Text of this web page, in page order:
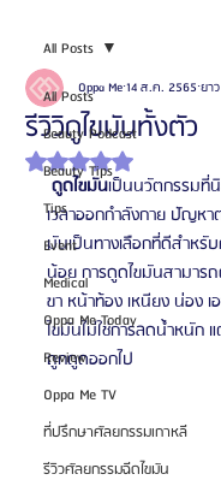
All Posts
Beauty Podcast
Beauty Tips
Tips
Event
Medical
Oppa Me Today
Review
Oppa Me TV
ที่ปรึกษาศัลยกรรมเกาหลี
รีวิวศัลยกรรมฉีดไขมัน
All Posts
รีวิวิดูไขมันทั้งตัว
Oppa Me14 ส.ค. 2565 ยา
ได้รับ NaN เต็ม 5 ดาว
ดูดไขมันเป็นนวัตกรรมที่
เวลาออกกำลังกาย ปัญห
มันเป็นทางเลือกที่ดีสำหรั
น้อย การดูดไขมันสามาร
ขา หน้าท้อง เหนียง น่อง
ไขมันไม่ใช่การลดน้ำหนัก
ถูกดูดออกไป